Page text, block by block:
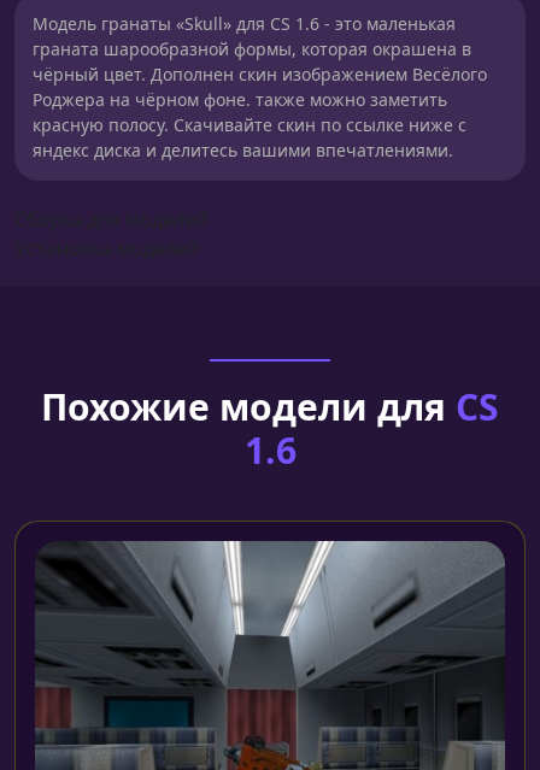
Модель гранаты «Skull» для CS 1.6 - это маленькая
граната шарообразной формы, которая окрашена в
чёрный цвет. Дополнен скин изображением Весёлого
Роджера на чёрном фоне. также можно заметить
красную полосу. Скачивайте скин по ссылке ниже с
яндекс диска и делитесь вашими впечатлениями.
Похожие модели для CS
1.6